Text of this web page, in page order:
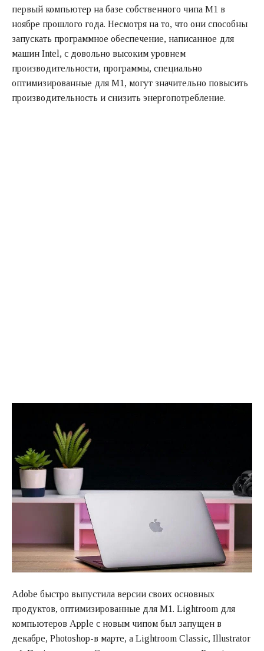
первый компьютер на базе собственного чипа M1 в
ноябре прошлого года. Несмотря на то, что они способны
запускать программное обеспечение, написанное для
машин Intel, с довольно высоким уровнем
производительности, программы, специально
оптимизированные для M1, могут значительно повысить
производительность и снизить энергопотребление.
Adobe быстро выпустила версии своих основных
продуктов, оптимизированные для M1. Lightroom для
компьютеров Apple с новым чипом был запущен в
декабре, Photoshop-в марте, а Lightroom Classic, Illustrator